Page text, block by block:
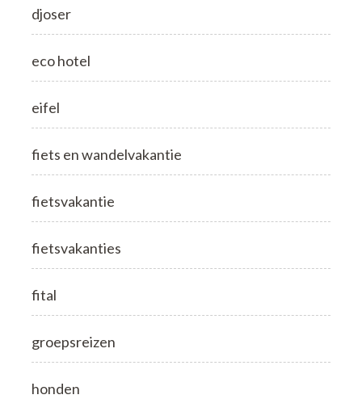
djoser
eco hotel
eifel
fiets en wandelvakantie
fietsvakantie
fietsvakanties
fital
groepsreizen
honden